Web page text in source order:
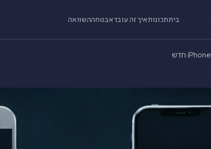
ביתתכונותאיך זה עובדאבטחההשוואה